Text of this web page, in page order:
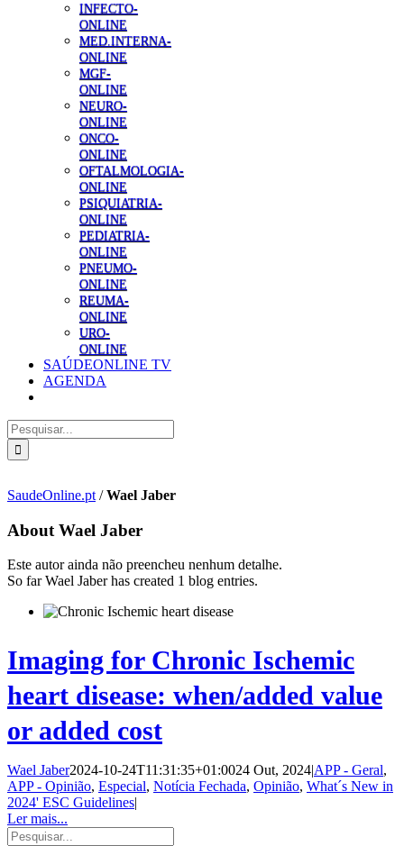
INFECTO-
ONLINE
MED.INTERNA-
ONLINE
MGF-
ONLINE
NEURO-
ONLINE
ONCO-
ONLINE
OFTALMOLOGIA-
ONLINE
PSIQUIATRIA-
ONLINE
PEDIATRIA-
ONLINE
PNEUMO-
ONLINE
REUMA-
ONLINE
URO-
ONLINE
SAÚDEONLINE TV
AGENDA
Pesquisar
SaudeOnline.pt /Wael Jaber
About Wael Jaber
Este autor ainda não preencheu nenhum detalhe.
So far Wael Jaber has created 1 blog entries.
Imaging for Chronic Ischemic
heart disease: when/added value
or added cost
Wael Jaber2024-10-24T11:31:35+01:0024 Out, 2024|APP - Geral,
APP - Opinião, Especial, Notícia Fechada, Opinião, What´s New in
2024' ESC Guidelines|
Ler mais...
Pesquisar